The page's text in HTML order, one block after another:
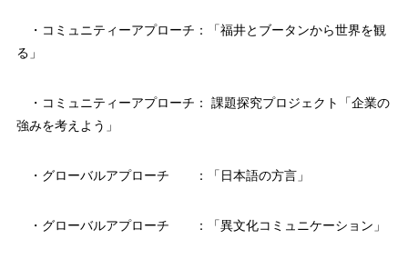
・コミュニティーアプローチ：「福井とブータンから世界を観
る」
・コミュニティーアプローチ： 課題探究プロジェクト「企業の
強みを考えよう」
・グローバルアプローチ ：「日本語の方言」
・グローバルアプローチ ：「異文化コミュニケーション」